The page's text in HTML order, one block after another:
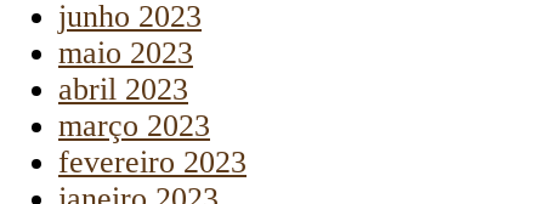
junho 2023
maio 2023
abril 2023
março 2023
fevereiro 2023